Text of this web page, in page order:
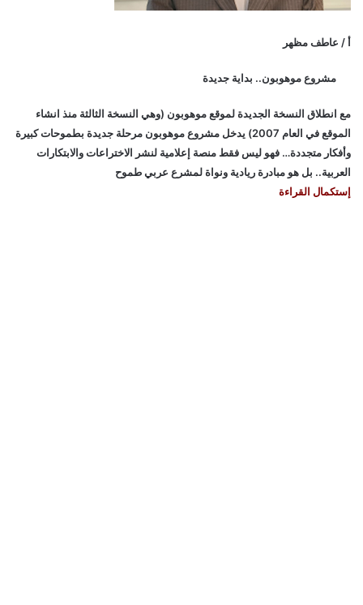
أ / عاطف مظهر
مشروع موهوبون.. بداية جديدة
مع انطلاق النسخة الجديدة لموقع موهوبون (وهي النسخة الثالثة منذ انشاء
الموقع في العام 2007) يدخل مشروع موهوبون مرحلة جديدة بطموحات كبيرة
وأفكار متجددة… فهو ليس فقط منصة إعلامية لنشر الاختراعات والابتكارات
العربية.. بل هو مبادرة ريادية ونواة لمشرع عربي طموح
إستكمال القراءة